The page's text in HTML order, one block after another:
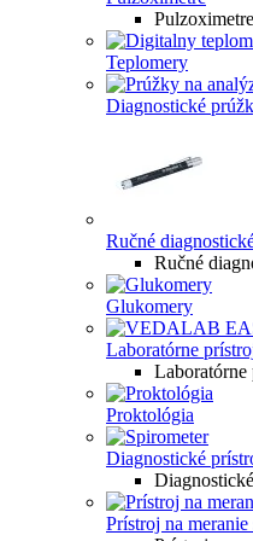
Pulzoximetre
Teplomery
Diagnostické
Ručné
Ručné
Glukomery
Laboratórne
Laboratórne
Proktológia
Diagnostické
Prístroj na meranie